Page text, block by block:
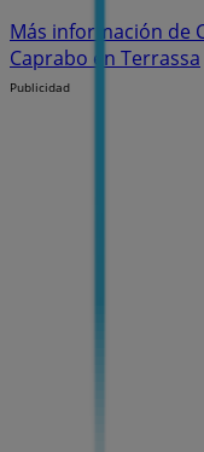
Más información de
Caprabo en Terrassa
Publicidad